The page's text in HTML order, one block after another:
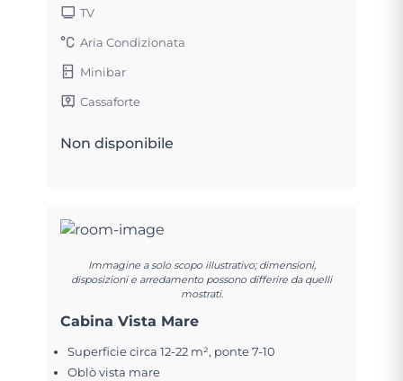
TV
Aria Condizionata
Minibar
Cassaforte
Non disponibile
Immagine a solo scopo illustrativo; dimensioni,
disposizioni e arredamento possono differire da quelli
mostrati.
Cabina Vista Mare
Superficie circa 12-22 m², ponte 7-10
Oblò vista mare